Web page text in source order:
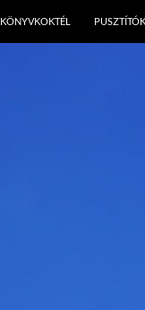
KÖNYVKOKTÉL PUSZTÍTÓK